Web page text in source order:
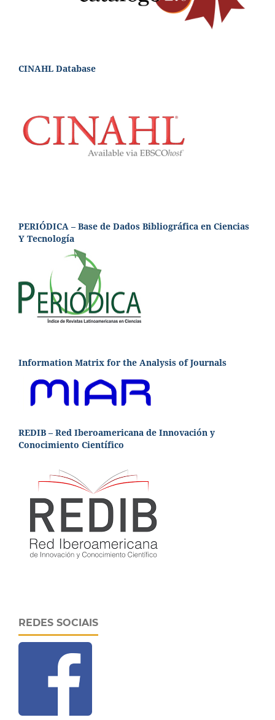
CINAHL Database
PERIÓDICA – Base de Dados Bibliográfica en Ciencias
Y Tecnología
Information Matrix for the Analysis of Journals
REDIB – Red Iberoamericana de Innovación y
Conocimiento Científico
REDES SOCIAIS